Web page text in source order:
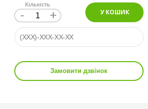
Кількість
- + У КОШИК
Замовити дзвінок